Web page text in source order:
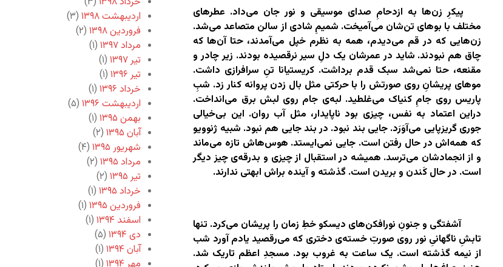
پیکرِ زن‌ها به ازدحامِ صدای موسیقی و نور جان می‌داد. عطرهای
مختلف با بوهای تن‌شان می‌آمیخت. شمیمِ شادی از سالن متصاعد می‌شد.
زن‌هایی که در قم می‌دیدم، همه به نظرم خپل می‌آمدند، حتا آن‌ها که
چاق هم نبودند. شاید در عمرشان یک دلِ سیر نرقصیده بودند. زیر چادر و
مقنعه، حتا نمی‌شد سبک قدم برداشت. کریستیانا تنِ سرافرازی داشت.
موهای پریشانِ روی صورتش را با حرکتی مثل بال زدن پروانه کنار زد. شبِ
پاریس روی جامِ کنیاک می‌غلطید. لبه‌ی جام روی لبش برق می‌انداخت.
دراین اعتماد به نفس، چیزی بود ناپایدار، مثل آب روان. این بی‌خیالی
جوری گریزپایی می‌آوَرَد. جایی بند نبود. در بند جایی هم نبود. شبیه ژنوویو
که همه‌اش در حال رفتن است. جایی نمی‌ایستد. هوس‌هاش تازه می‌ماند
و از انجمادشان می‌ترسد. همیشه در استقبال از چیزی و بدرقه‌ی چیز دیگر
است. در حال کَندن و بریدن است. گذشته و آینده براش ابهتی ندارند.
آشفتگی و جنونِ نورافکن‌های دیسکو خطِ زمان را پریشان می‌کرد. تنها
تابشِ ناگهانیِ نور روی صورتِ خسته‌ی دختری که می‌رقصید یادم آورد شب
از نیمه گذشته است. یک ساعت به غروب بود. مسجدِ اعظم تاریک شد.
اردیبهشت ۱۳۹۸
(۳)
فروردین ۱۳۹۸
(۲)
مرداد ۱۳۹۷
(۱)
تیر ۱۳۹۷
(۱)
تیر ۱۳۹۶
(۱)
خرداد ۱۳۹۶
(۱)
اردیبهشت ۱۳۹۶
(۵)
بهمن ۱۳۹۵
(۱)
آبان ۱۳۹۵
(۲)
شهریور ۱۳۹۵
(۴)
مرداد ۱۳۹۵
(۲)
تیر ۱۳۹۵
(۲)
خرداد ۱۳۹۵
(۱)
فروردین ۱۳۹۵
(۱)
اسفند ۱۳۹۴
(۱)
دی ۱۳۹۴
(۵)
آبان ۱۳۹۴
(۱)